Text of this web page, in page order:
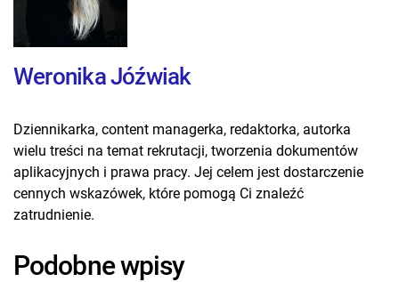
Weronika Jóźwiak
Dziennikarka, content managerka, redaktorka, autorka
wielu treści na temat rekrutacji, tworzenia dokumentów
aplikacyjnych i prawa pracy. Jej celem jest dostarczenie
cennych wskazówek, które pomogą Ci znaleźć
zatrudnienie.
Podobne wpisy